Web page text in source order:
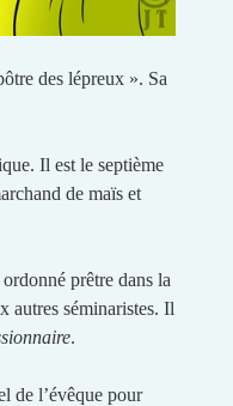
des lépreux ». Sa
Il est le septième
de maïs et
prêtre dans la
autres séminaristes. Il
.
de l’évêque pour